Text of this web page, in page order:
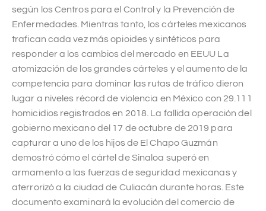
según los Centros para el Control y la Prevención de
Enfermedades. Mientras tanto, los cárteles mexicanos
trafican cada vez más opioides y sintéticos para
responder a los cambios del mercado en EEUU La
atomización de los grandes cárteles y el aumento de la
competencia para dominar las rutas de tráfico dieron
lugar a niveles récord de violencia en México con 29.111
homicidios registrados en 2018. La fallida operación del
gobierno mexicano del 17 de octubre de 2019 para
capturar a uno de los hijos de El Chapo Guzmán
demostró cómo el cártel de Sinaloa superó en
armamento a las fuerzas de seguridad mexicanas y
aterrorizó a la ciudad de Culiacán durante horas. Este
documento examinará la evolución del comercio de